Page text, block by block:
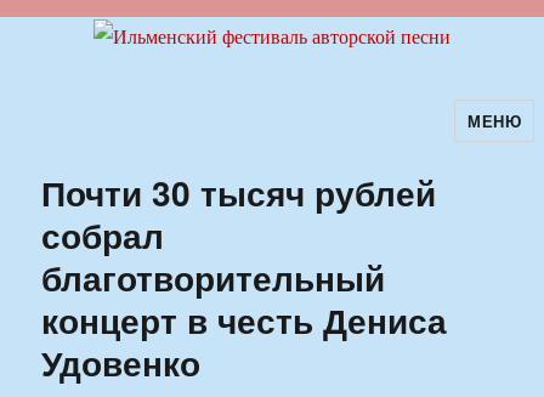
Ильменский фестиваль авторскойМЕНЮ
Почти 30 тысяч рублей
собрал
благотворительный
концерт в честь Дениса
Удовенко